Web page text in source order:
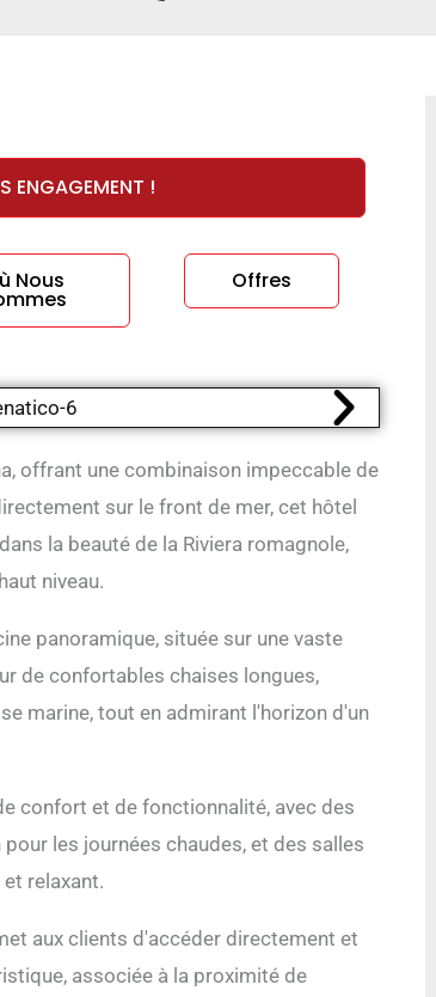
ENGAGEMENT !
Nous Offres
offrant une combinaison impeccable de
sur le front de mer, cet hôtel
la beauté de la Riviera romagnole,
niveau.
panoramique, située sur une vaste
de confortables chaises longues,
marine, tout en admirant l'horizon d'un
confort et de fonctionnalité, avec des
les journées chaudes, et des salles
relaxant.
aux clients d'accéder directement et
associée à la proximité de